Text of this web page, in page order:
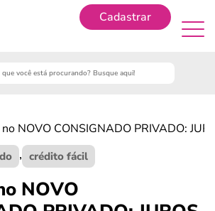
Cadastrar
NOVO CONSIGNADO PRIVADO:
, crédito fácil
NOVO